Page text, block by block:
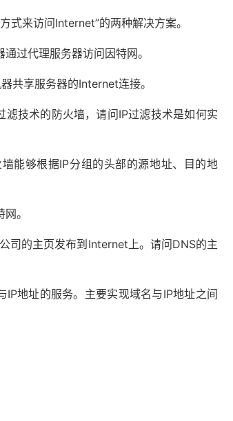
式来访问Internet”的两种解决方案。
过代理服务器访问因特网。
共享服务器的Internet连接。
技术的防火墙，请问IP过滤技术是如何实
能够根据IP分组的头部的源地址、目的地
。
司的主页发布到Internet上。请问DNS的主
地址的服务。主要实现域名与IP地址之间